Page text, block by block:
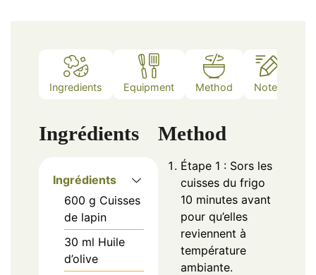
Ingredients Equipment Method Notes
Ingrédients
Ingrédients
600 g Cuisses
de lapin
30 ml Huile
d’olive
Method
Étape 1 : Sors les
cuisses du frigo
10 minutes avant
pour qu’elles
reviennent à
température
ambiante.